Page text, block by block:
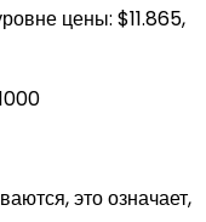
цены: $11.865,
это означает,